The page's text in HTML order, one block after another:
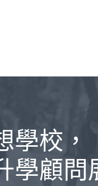
學校，
學顧問